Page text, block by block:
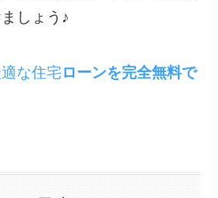
しょう♪
な住宅ローンを完全無料で